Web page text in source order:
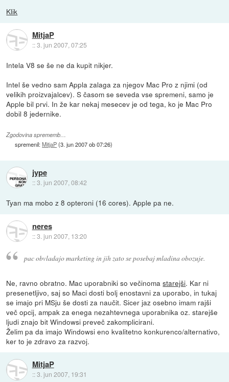
Klik
MitjaP
::3. jun 2007, 07:25
Intela V8 se še ne da kupit nikjer.
Intel še vedno sam Appla zalaga za njegov Mac Pro z njimi (od
velikih proizvajalcev). S časom se seveda vse spremeni, samo je
Apple bil prvi. In že kar nekaj mesecev je od tega, ko je Mac Pro
dobil 8 jedernike.
Zgodovina sprememb…
spremenil:MitjaP(3. jun 2007 ob 07:26)
jype
::3. jun 2007, 08:42
Tyan ma mobo z 8 opteroni (16 cores). Apple pa ne.
neres
::3. jun 2007, 13:20
pac obvladajo marketing in jih zato se posebaj mladina obozuje.
Ne, ravno obratno. Mac uporabniki so večinomastarejši. Kar ni
presenetljivo, saj so Maci dosti bolj enostavni za uporabo, in tukaj
se imajo pri MSju še dosti za naučit. Sicer jaz osebno imam rajši
več opcij, ampak za enega nezahtevnega uporabnika oz. starejše
ljudi znajo bit Windowsi preveč zakomplicirani.
Želim pa da imajo Windowsi eno kvalitetno konkurenco/alternativo,
ker to je zdravo za razvoj.
MitjaP
::3. jun 2007, 19:31